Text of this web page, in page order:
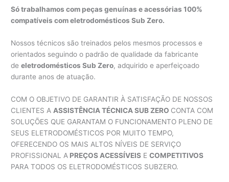
Só trabalhamos com peças genuínas e acessórias 100%
compatíveis com eletrodomésticos Sub Zero.
Nossos técnicos são treinados pelos mesmos processos e
orientados seguindo o padrão de qualidade da fabricante
deeletrodomésticos Sub Zero, adquirido e aperfeiçoado
durante anos de atuação.
COM O OBJETIVO DE GARANTIR À SATISFAÇÃO DE NOSSOS
CLIENTES A ASSISTÊNCIA TÉCNICA SUB ZERO CONTA COM
SOLUÇÕES QUE GARANTAM O FUNCIONAMENTO PLENO DE
SEUS ELETRODOMÉSTICOS POR MUITO TEMPO,
OFERECENDO OS MAIS ALTOS NÍVEIS DE SERVIÇO
PROFISSIONAL A PREÇOS ACESSÍVEIS ECOMPETITIVOS
PARA TODOS OS ELETRODOMÉSTICOS SUBZERO.